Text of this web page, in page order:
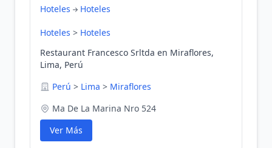
Hoteles Hoteles
Hoteles > Hoteles
Restaurant Francesco Srltda en Miraflores,
Lima, Perú
Perú > Lima > Miraflores
Ma De La Marina Nro 524
Ver Más